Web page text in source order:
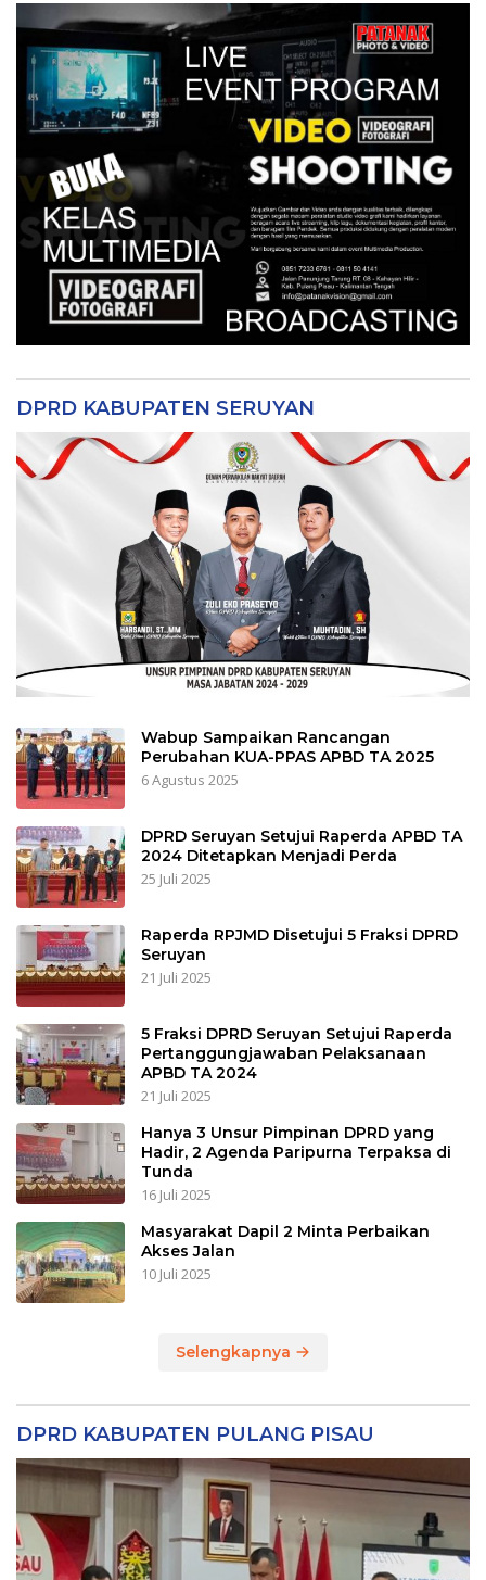
DPRD KABUPATEN SERUYAN
Wabup Sampaikan Rancangan
Perubahan KUA-PPAS APBD TA 2025
6 Agustus 2025
DPRD Seruyan Setujui Raperda APBD TA
2024 Ditetapkan Menjadi Perda
25 Juli 2025
Raperda RPJMD Disetujui 5 Fraksi DPRD
Seruyan
21 Juli 2025
5 Fraksi DPRD Seruyan Setujui Raperda
Pertanggungjawaban Pelaksanaan
APBD TA 2024
21 Juli 2025
Hanya 3 Unsur Pimpinan DPRD yang
Hadir, 2 Agenda Paripurna Terpaksa di
Tunda
16 Juli 2025
Masyarakat Dapil 2 Minta Perbaikan
Akses Jalan
10 Juli 2025
Selengkapnya
DPRD KABUPATEN PULANG PISAU